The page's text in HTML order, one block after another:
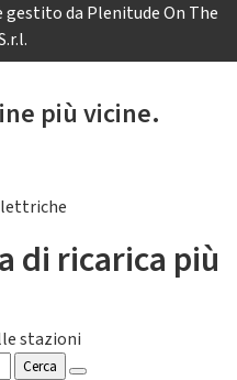
da Plenitude On The
più vicine.
di ricarica più
stazioni
Cerca